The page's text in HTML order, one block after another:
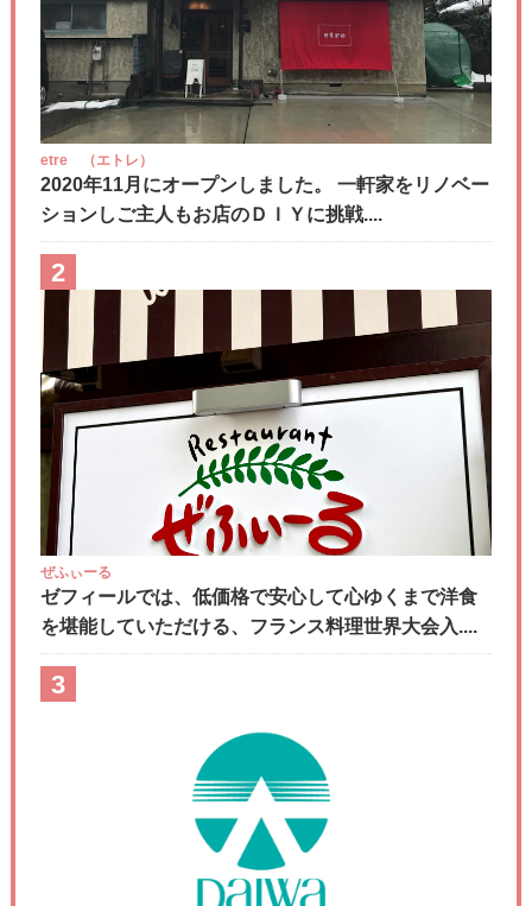
etre （エトレ）
2020年11月にオープンしました。 一軒家をリノベー
ションしご主人もお店のＤＩＹに挑戦....
2
ぜふぃーる
ゼフィールでは、低価格で安心して心ゆくまで洋食
を堪能していただける、フランス料理世界大会入....
3